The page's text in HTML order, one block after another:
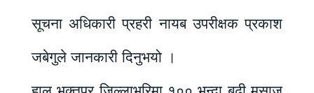
सूचना अधिकारी प्रहरी नायब उपरीक्षक प्रकाश
जबेगुले जानकारी दिनुभयो ।